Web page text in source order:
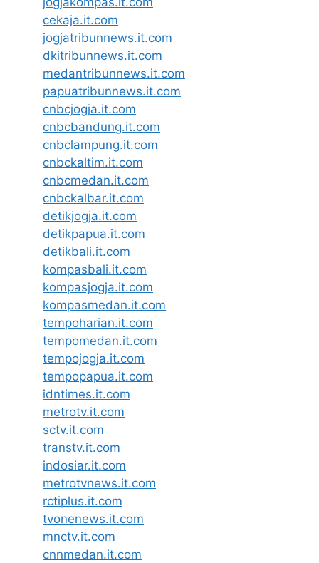
cekaja.it.com
jogjatribunnews.it.com
dkitribunnews.it.com
medantribunnews.it.com
papuatribunnews.it.com
cnbcjogja.it.com
cnbcbandung.it.com
cnbclampung.it.com
cnbckaltim.it.com
cnbcmedan.it.com
cnbckalbar.it.com
detikjogja.it.com
detikpapua.it.com
detikbali.it.com
kompasbali.it.com
kompasjogja.it.com
kompasmedan.it.com
tempoharian.it.com
tempomedan.it.com
tempojogja.it.com
tempopapua.it.com
idntimes.it.com
metrotv.it.com
sctv.it.com
transtv.it.com
indosiar.it.com
metrotvnews.it.com
rctiplus.it.com
tvonenews.it.com
mnctv.it.com
cnnmedan.it.com